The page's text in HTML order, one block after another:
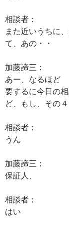
相談者：
また近いうちに
て、あの・・
加藤諦三：
あー、なるほど
要するに今日の
ど、もし、その４
相談者：
うん
加藤諦三：
保証人、
相談者：
はい